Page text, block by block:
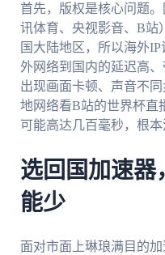
首先，版权是核心问题
讯体育、央视影音、B站
国大陆地区，所以海外
外网络到国内的延迟高
出现画面卡顿、声音不
地网络看B站的世界杯直
可能高达几百毫秒，根本
选回国加速器
能少
面对市面上琳琅满目的